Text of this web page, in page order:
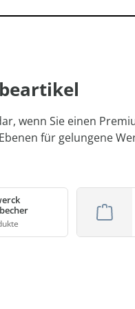
wenn Sie einen
für gelungene